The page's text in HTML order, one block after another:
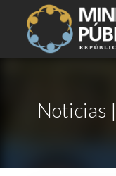
Noticias